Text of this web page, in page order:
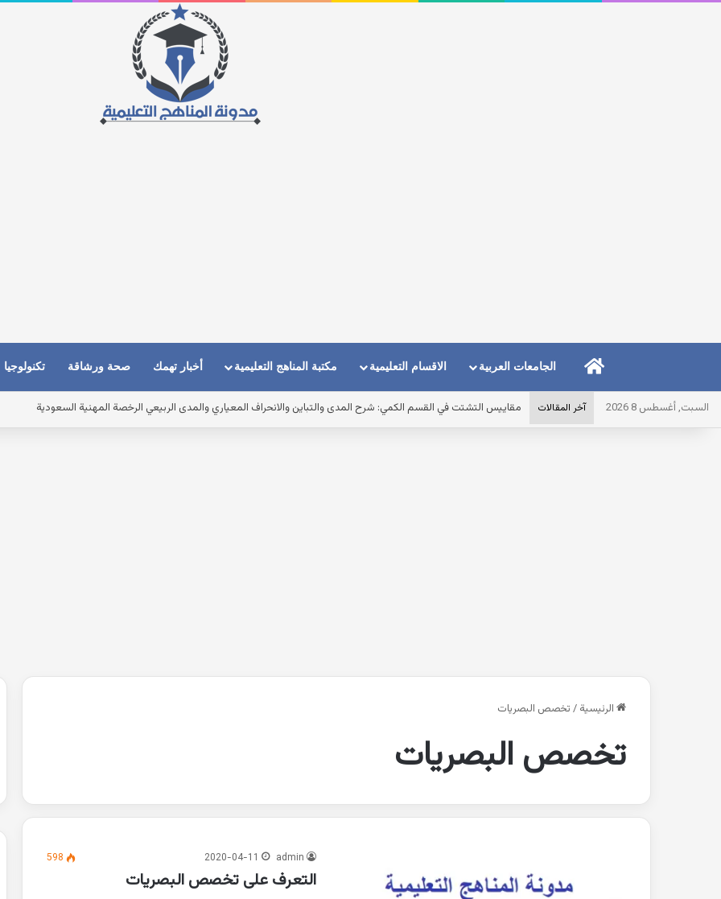
الرئيسيةالجامعات العربية الاقسام التعليمية مكتبة المناهج التعليمية أخبار تهمك صحة ورشاقة تكنولوجيا
السبت, أغسطس 8 2026 آخر المقالات مقاييس التشتت في القسم الكمي: شرح المدى والتباين والانحراف المعياري والمدى الربيعي الرخصة المهنية السعودية
الرئيسية / تخصص البصريات
تخصص البصريات
admin
2020-04-11
598
التعرف على تخصص البصريات